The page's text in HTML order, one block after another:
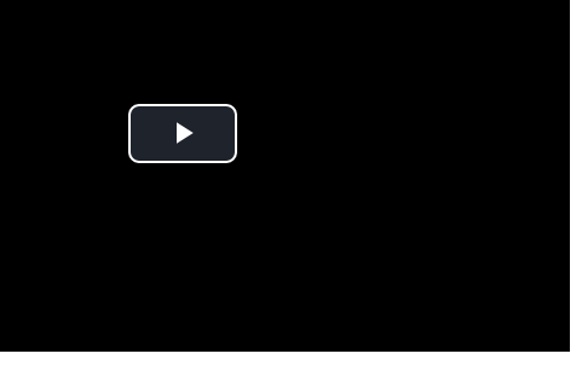
P